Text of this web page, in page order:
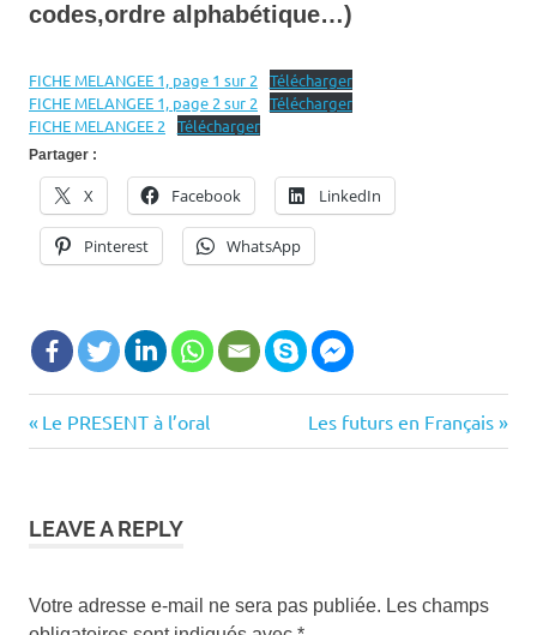
codes,ordre alphabétique…)
FICHE MELANGEE 1, page 1 sur 2 Télécharger
FICHE MELANGEE 1, page 2 sur 2 Télécharger
FICHE MELANGEE 2 Télécharger
Partager :
X Facebook LinkedIn
Pinterest WhatsApp
chercher
dictionnaire
dictionnaire
Navigation
l’article
Previous
Post:
Le PRESENT à l’oral
Next
Post:
Les futurs en Français
LEAVE A REPLY
Votre adresse e-mail ne sera pas publiée. Les champs